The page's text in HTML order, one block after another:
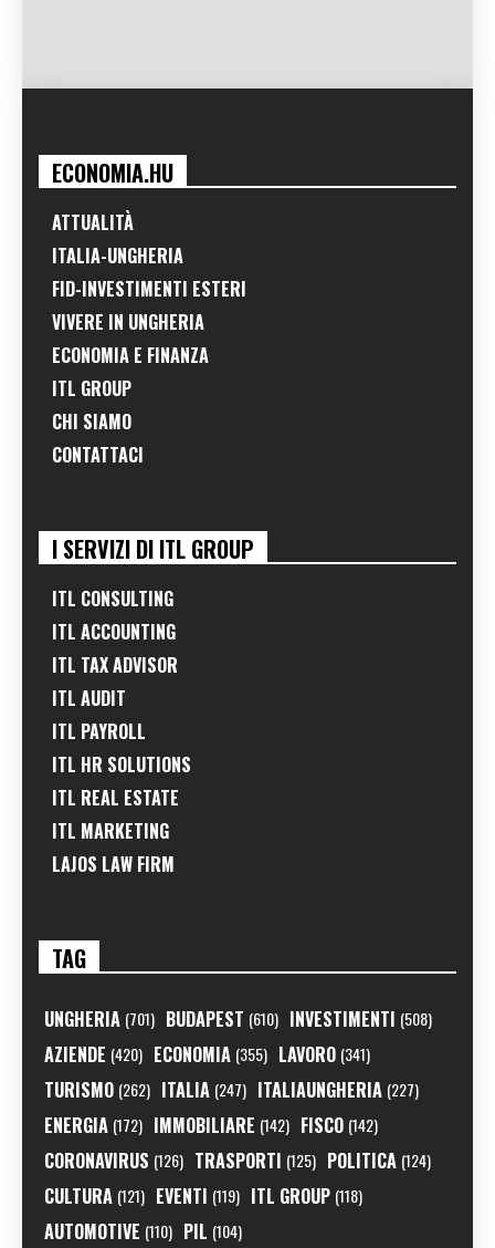
ECONOMIA.HU
ATTUALITÀ
ITALIA-UNGHERIA
FID-INVESTIMENTI ESTERI
VIVERE IN UNGHERIA
ECONOMIA E FINANZA
ITL GROUP
CHI SIAMO
CONTATTACI
I SERVIZI DI ITL GROUP
ITL CONSULTING
ITL ACCOUNTING
ITL TAX ADVISOR
ITL AUDIT
ITL PAYROLL
ITL HR SOLUTIONS
ITL REAL ESTATE
ITL MARKETING
LAJOS LAW FIRM
TAG
UNGHERIA (701) BUDAPEST (610) INVESTIMENTI (508)
AZIENDE (420) ECONOMIA (355) LAVORO (341)
TURISMO (262) ITALIA (247) ITALIAUNGHERIA (227)
ENERGIA (172) IMMOBILIARE (142) FISCO (142)
CORONAVIRUS (126) TRASPORTI (125) POLITICA (124)
CULTURA (121) EVENTI (119) ITL GROUP (118)
AUTOMOTIVE (110) PIL (104)